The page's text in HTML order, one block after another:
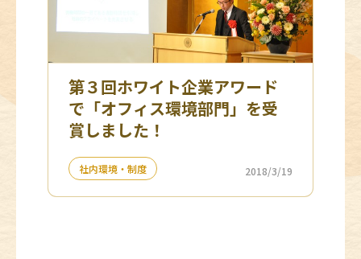
第３回ホワイト企業アワード
で「オフィス環境部門」を受
賞しました！
社内環境・制度 2018/3/19